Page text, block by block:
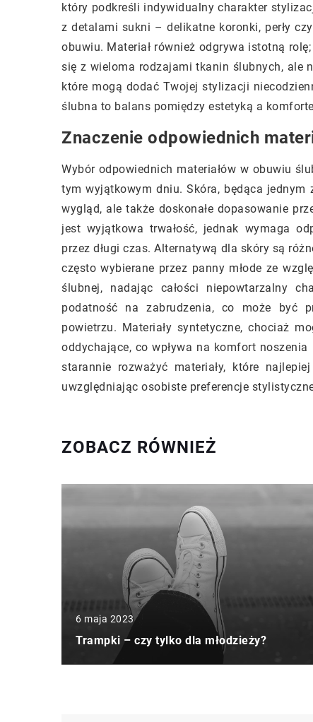
który podkreśli indywidualny charakter
z detalami sukni – delikatne koronki, perły
obuwiu. Materiał również odgrywa istotną
się z wieloma rodzajami tkanin ślubnych, ale
które mogą dodać Twojej stylizacji
ślubna to balans pomiędzy estetyką a
Znaczenie odpowiednich
Wybór odpowiednich materiałów w obuwiu
tym wyjątkowym dniu. Skóra, będąca
wygląd, ale także doskonałe dopasowanie
jest wyjątkowa trwałość, jednak wymaga
przez długi czas. Alternatywą dla skóry są
często wybierane przez panny młode ze
ślubnej, nadając całości niepowtarzalny
podatność na zabrudzenia, co może być
powietrzu. Materiały syntetyczne, chociaż
oddychające, co wpływa na komfort
starannie rozważyć materiały, które
uwzględniając osobiste preferencje
ZOBACZ RÓWNIEŻ
6 maja 2023
Trampki – czy tylko dla młodzieży?